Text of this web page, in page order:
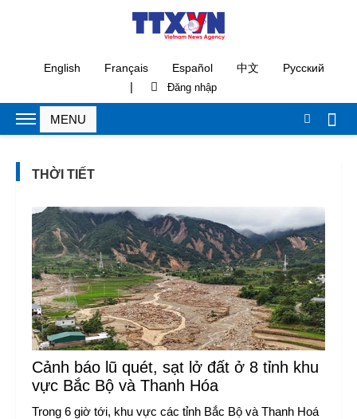
English Français Español 中文 Русский
|
THỜI TIẾT
Cảnh báo lũ quét, sạt lở đất ở 8 tỉnh khu
vực Bắc Bộ và Thanh Hóa
Trong 6 giờ tới, khu vực các tỉnh Bắc Bộ và Thanh Hoá